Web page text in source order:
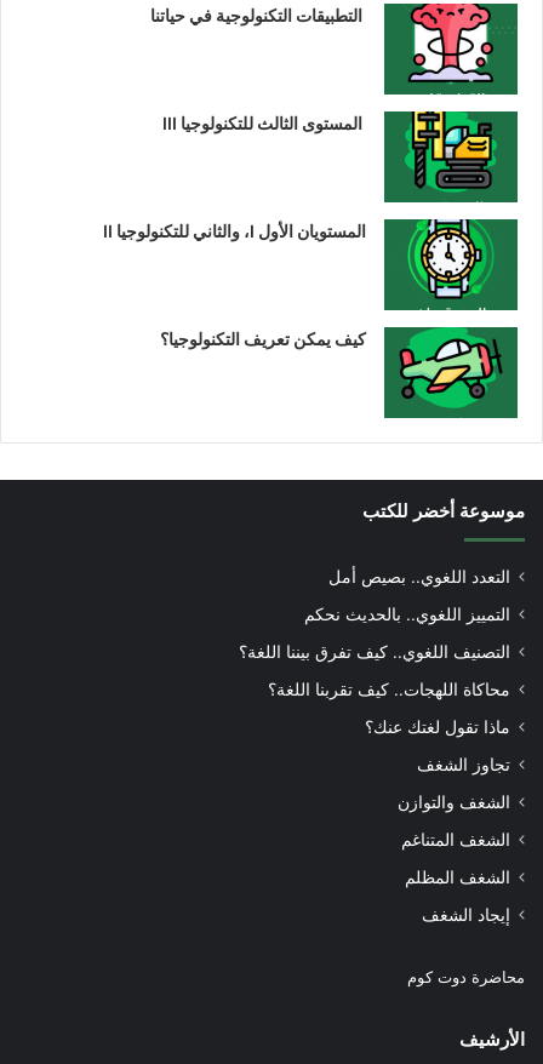
التطبيقات التكنولوجية في حياتنا
المستوى الثالث للتكنولوجيا III
المستويان الأول I، والثاني للتكنولوجيا II
كيف يمكن تعريف التكنولوجيا؟
موسوعة أخضر للكتب
التعدد اللغوي.. بصيص أمل
التمييز اللغوي.. بالحديث نحكم
التصنيف اللغوي.. كيف تفرق بيننا اللغة؟
محاكاة اللهجات.. كيف تقربنا اللغة؟
ماذا تقول لغتك عنك؟
تجاوز الشغف
الشغف والتوازن
الشغف المتناغم
الشغف المظلم
إيجاد الشغف
محاضرة دوت كوم
الأرشيف